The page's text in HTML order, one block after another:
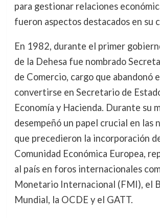
para gestionar relaciones
fueron aspectos destacados en su
En 1982, durante el primer
de la Dehesa fue nombrado
de Comercio, cargo que abandonó
convertirse en Secretario de
Economía y Hacienda. Durante su
desempeñó un papel crucial en las
que precedieron la incorporación
Comunidad Económica Europea,
al país en foros internacionales
Monetario Internacional (FMI), el
Mundial, la OCDE y el GATT.